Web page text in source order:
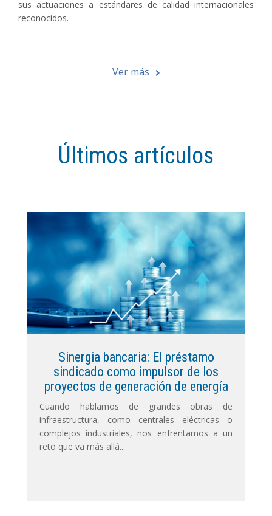
sus actuaciones a estándares de calidad internacionales
reconocidos.
Ver más
Últimos artículos
Sinergia bancaria: El préstamo
sindicado como impulsor de los
proyectos de generación de energía
Cuando hablamos de grandes obras de
infraestructura, como centrales eléctricas o
complejos industriales, nos enfrentamos a un
reto que va más allá...